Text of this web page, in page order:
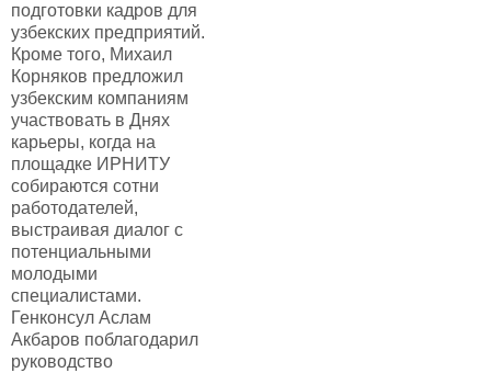
подготовки кадров для
узбекских предприятий.
Кроме того, Михаил
Корняков предложил
узбекским компаниям
участвовать в Днях
карьеры, когда на
площадке ИРНИТУ
собираются сотни
работодателей,
выстраивая диалог с
потенциальными
молодыми
специалистами.
Генконсул Аслам
Акбаров поблагодарил
руководство